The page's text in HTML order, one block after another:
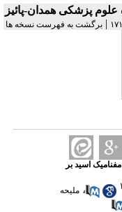
علوم پزشکی همدان-پائيز
|برگشت به فهرست نسخه ها
اسید بر
۱ ، ملیحه